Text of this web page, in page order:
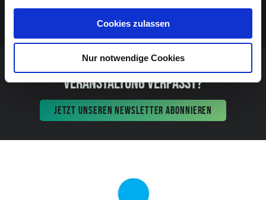
Cookies zulassen
Nur notwendige Cookies
VERANSTALTUNG VERPASST?
JETZT UNSEREN NEWSLETTER ABONNIEREN